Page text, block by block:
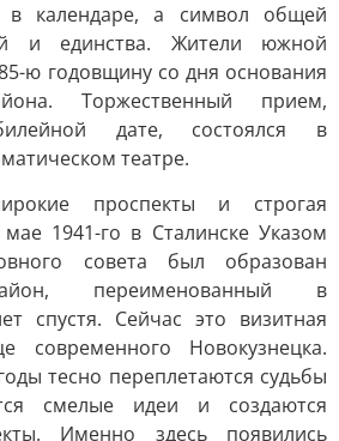
календаре, а символ общей
и единства. Жители южной
ю годовщину со дня основания
Торжественный прием,
дате, состоялся в
театре.
проспекты и строгая
1941-го в Сталинске Указом
совета был образован
переименованный в
спустя. Сейчас это визитная
современного Новокузнецка.
тесно переплетаются судьбы
смелые идеи и создаются
Именно здесь появились